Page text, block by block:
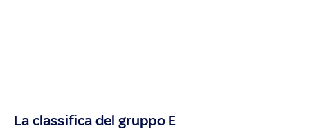
La classifica del gruppo E